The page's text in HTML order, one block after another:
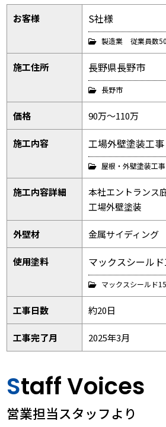
お客様 S社様
製造業 従業員数
施工住所 長野県長野市
長野市
価格 90万～110万
施工内容 工場外壁塗装工事
屋根・外壁塗装工事
施工内容詳細
本社エントランス
工場外壁塗装
外壁材 金属サイディング
使用塗料 マックスシール
マックスシールド
工事日数 約20日
工事完了月 2025年3月
Staff Voices
営業担当スタッフより